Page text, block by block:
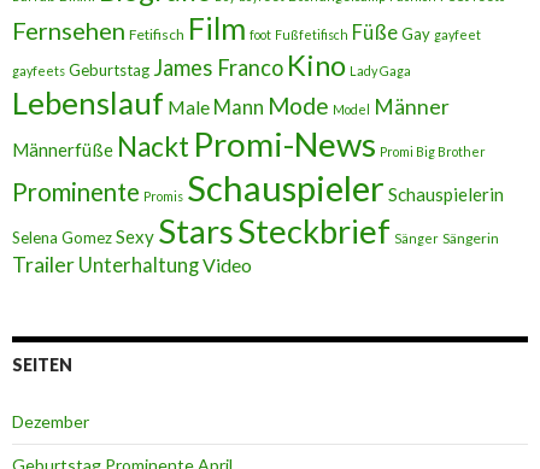
Fernsehen Fetifisch Film foot Fußfetifisch FüßeGay gayfeet
gayfeets Geburtstag James Franco Kino Lady Gaga
Lebenslauf Male Mann Mode Model Männer
Männerfüße Nackt Promi-News Promi Big Brother
Prominente Promis Schauspieler Schauspielerin
Selena GomezSexy StarsSteckbrief Sänger Sängerin
Trailer UnterhaltungVideo
SEITEN
Dezember